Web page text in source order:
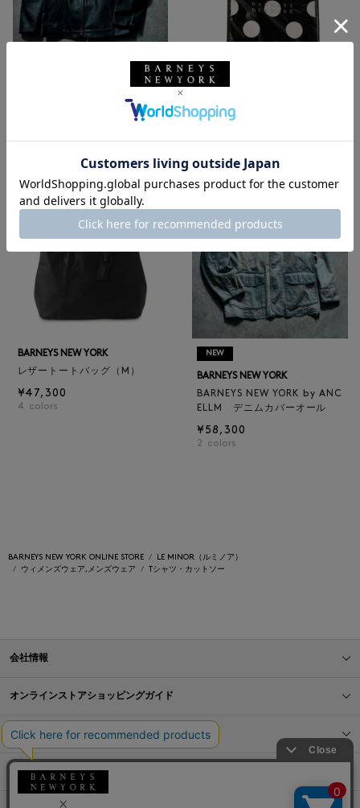
BARNEYS NEW YORK by ANC
BARNEYS NEW YORK
グ／ドット柄
BARNEYS NEW YORK
レザートートバッグ（M）
¥47,300
4 colors
NEW
BARNEYS NEW YORK
BARNEYS NEW YORK by ANC
ELLM デニムカバーオール
¥58,300
2 colors
BARNEYS NEW YORK ONLINE STORE
LE MINOR（ルミノア）
ウィメンズウェア,メンズウェア
Tシャツ・カットソー
会社情報
オンラインストアショッピングガイド
店舗情報
サービス